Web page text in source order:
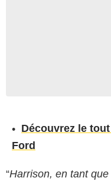
Découvrez le
Ford
“Harrison, en tant